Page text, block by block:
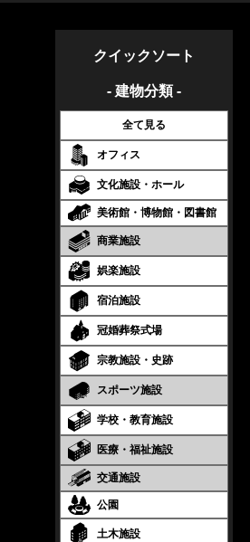
クイックソート
- 建物分類 -
全て見る
オフィス
文化施設・ホール
美術館・博物館・図書館
商業施設
娯楽施設
宿泊施設
冠婚葬祭式場
宗教施設・史跡
スポーツ施設
学校・教育施設
医療・福祉施設
交通施設
公園
土木施設